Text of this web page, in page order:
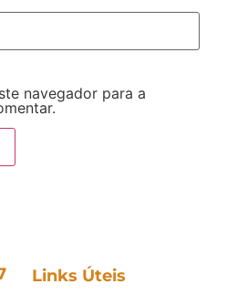
navegador para a
Links Úteis